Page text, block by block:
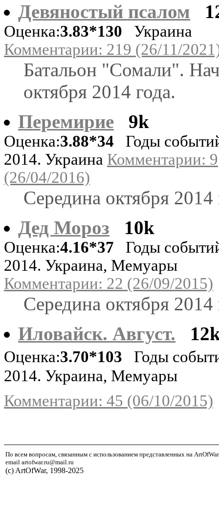
Девяностый псалом
Оценка:3.83*130 Украина
Комментарии: 219 (26/11/
Батальон "Сомали".
октября 2014 года.
Перемирие
9k
Оценка:3.88*34 Годы
2014. Украина Комментарии: 9
(26/04/2016)
Середина октября 2014
Дед Мороз
10k
Оценка:4.16*37 Годы
2014. Украина, Мемуары
Комментарии: 22 (26/09/2015)
Середина октября 2014
Иловайск. Август.
Оценка:3.70*103 Годы
2014. Украина, Мемуары
Комментарии: 45 (06/10/2015)
По всем вопросам, связанным с использованием представленных на
email artofwar.ru@mail.ru
(с) ArtOfWar, 1998-2025